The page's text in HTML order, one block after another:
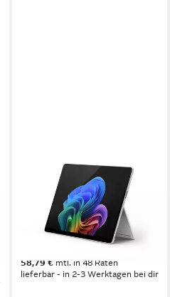
MICROSOFT
Microsoft Surface Pro 11
Tablet 13" Snapdragon X Elite
X1E-80-100 Notebook
13 Zoll Bildschirmdiagonale
58,79 € mtl. in 48 Raten
lieferbar - in 2-3 Werktagen bei dir